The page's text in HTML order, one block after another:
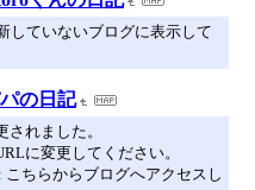
していないブログに表示して
の日記
れました。
に変更してください。
ちらからブログへアクセスし